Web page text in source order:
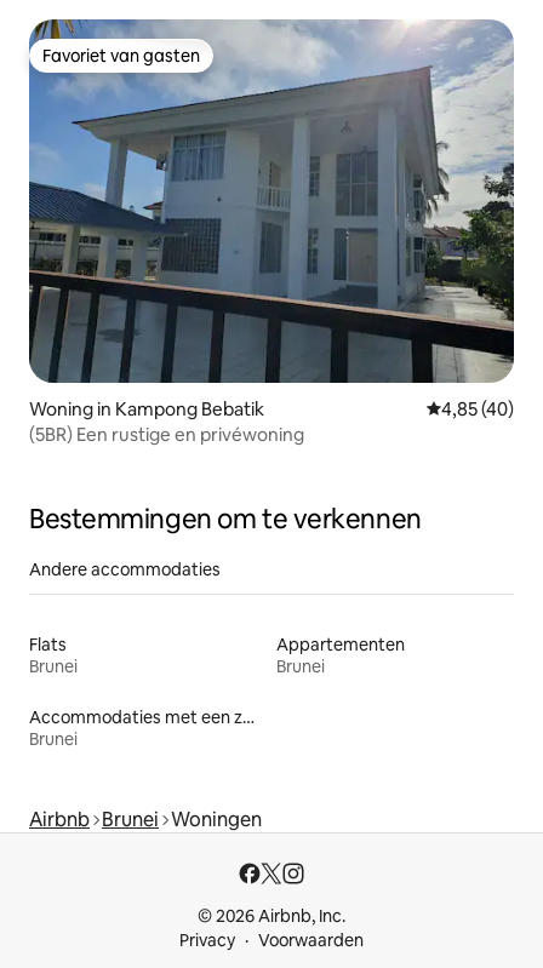
Favoriet van gasten
Favoriet van gasten
Woning in Kampong Bebatik Gemiddelde
4,85 (40)
(5BR) Een rustige en privéwoning
Bestemmingen om te verkennen
Andere accommodaties
Flats
Brunei
Appartementen
Brunei
Accommodaties met een zwembad
Brunei
Airbnb Brunei Woningen
© 2026 Airbnb, Inc.
Privacy
Voorwaarden